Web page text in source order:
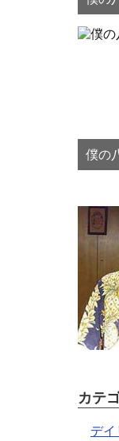
僕の
カテ
デイ